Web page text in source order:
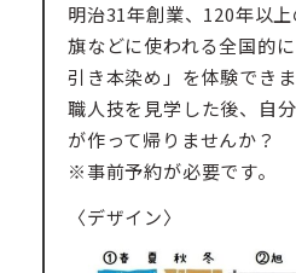
明治31年創業、120年以
旗などに使われる全国的
引き本染め」を体験できま
職人技を見学した後、自
が作って帰りませんか？
※事前予約が必要です。
〈デザイン〉